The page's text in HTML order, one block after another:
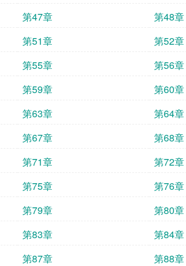
第47章
第48章
第51章
第52章
第55章
第56章
第59章
第60章
第63章
第64章
第67章
第68章
第71章
第72章
第75章
第76章
第79章
第80章
第83章
第84章
第87章
第88章